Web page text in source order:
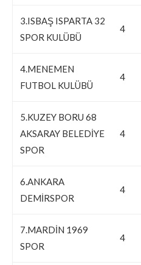
3.ISBAŞ ISPARTA 32
SPOR KULÜBÜ
4
4.MENEMEN
FUTBOL KULÜBÜ
4
5.KUZEY BORU 68
AKSARAY BELEDİYE
SPOR
4
6.ANKARA
DEMİRSPOR
4
7.MARDİN 1969
SPOR
4